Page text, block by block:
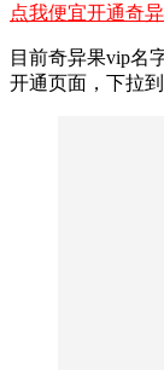
点我便宜开通奇
目前奇异果vip名
开通页面，下拉